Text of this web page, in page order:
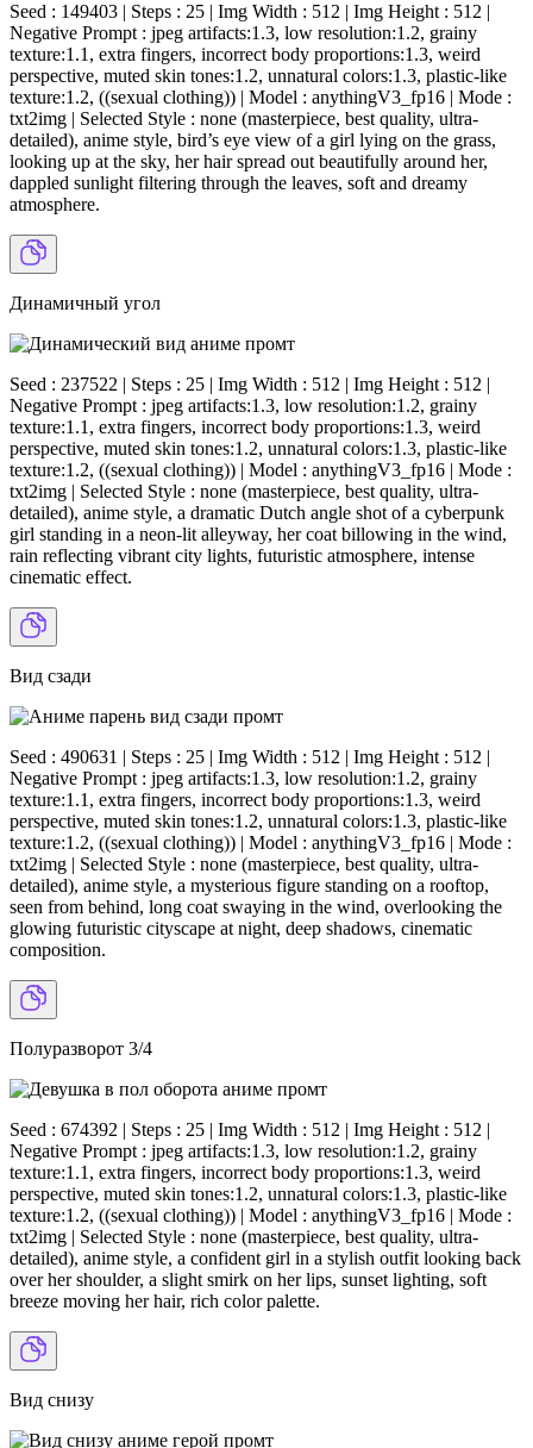
Seed : 149403 | Steps : 25 | Img Width : 512 | Img Height : 512 |
Negative Prompt : jpeg artifacts:1.3, low resolution:1.2, grainy
texture:1.1, extra fingers, incorrect body proportions:1.3, weird
perspective, muted skin tones:1.2, unnatural colors:1.3, plastic-like
texture:1.2, ((sexual clothing)) | Model : anythingV3_fp16 | Mode :
txt2img | Selected Style : none (masterpiece, best quality, ultra-
detailed), anime style, bird’s eye view of a girl lying on the grass,
looking up at the sky, her hair spread out beautifully around her,
dappled sunlight filtering through the leaves, soft and dreamy
atmosphere.
Динамичный угол
Seed : 237522 | Steps : 25 | Img Width : 512 | Img Height : 512 |
Negative Prompt : jpeg artifacts:1.3, low resolution:1.2, grainy
texture:1.1, extra fingers, incorrect body proportions:1.3, weird
perspective, muted skin tones:1.2, unnatural colors:1.3, plastic-like
texture:1.2, ((sexual clothing)) | Model : anythingV3_fp16 | Mode :
txt2img | Selected Style : none (masterpiece, best quality, ultra-
detailed), anime style, a dramatic Dutch angle shot of a cyberpunk
girl standing in a neon-lit alleyway, her coat billowing in the wind,
rain reflecting vibrant city lights, futuristic atmosphere, intense
cinematic effect.
Вид сзади
Seed : 490631 | Steps : 25 | Img Width : 512 | Img Height : 512 |
Negative Prompt : jpeg artifacts:1.3, low resolution:1.2, grainy
texture:1.1, extra fingers, incorrect body proportions:1.3, weird
perspective, muted skin tones:1.2, unnatural colors:1.3, plastic-like
texture:1.2, ((sexual clothing)) | Model : anythingV3_fp16 | Mode :
txt2img | Selected Style : none (masterpiece, best quality, ultra-
detailed), anime style, a mysterious figure standing on a rooftop,
seen from behind, long coat swaying in the wind, overlooking the
glowing futuristic cityscape at night, deep shadows, cinematic
composition.
Полуразворот 3/4
Seed : 674392 | Steps : 25 | Img Width : 512 | Img Height : 512 |
Negative Prompt : jpeg artifacts:1.3, low resolution:1.2, grainy
texture:1.1, extra fingers, incorrect body proportions:1.3, weird
perspective, muted skin tones:1.2, unnatural colors:1.3, plastic-like
texture:1.2, ((sexual clothing)) | Model : anythingV3_fp16 | Mode :
txt2img | Selected Style : none (masterpiece, best quality, ultra-
detailed), anime style, a confident girl in a stylish outfit looking back
over her shoulder, a slight smirk on her lips, sunset lighting, soft
breeze moving her hair, rich color palette.
Вид снизу